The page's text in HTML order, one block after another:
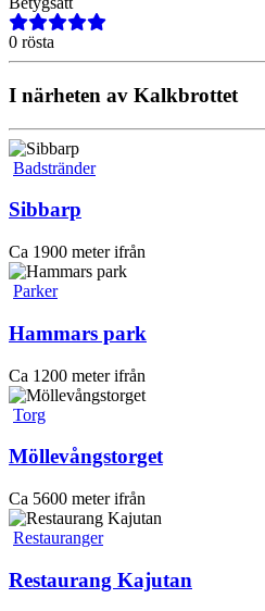
0 rösta
I närheten av Kalkbrottet
Badstränder
Sibbarp
Ca 1900 meter ifrån
Parker
Hammars park
Ca 1200 meter ifrån
Torg
Möllevångstorget
Ca 5600 meter ifrån
Restauranger
Restaurang Kajutan